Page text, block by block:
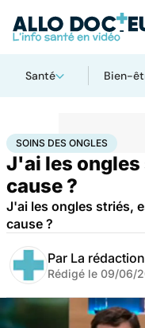
Santé Bien-
Accueil SantéSoins des ongles
SOINS DES ONGLES
J'ai les ongles
cause ?
J'ai les ongles striés,
cause ?
Par La
Rédigé le 09/06/